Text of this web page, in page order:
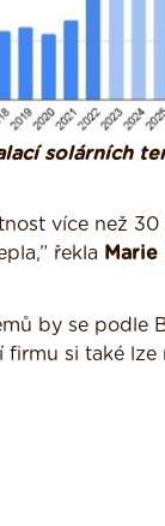
solárních
více než
řekla
by se podle
firmu si také